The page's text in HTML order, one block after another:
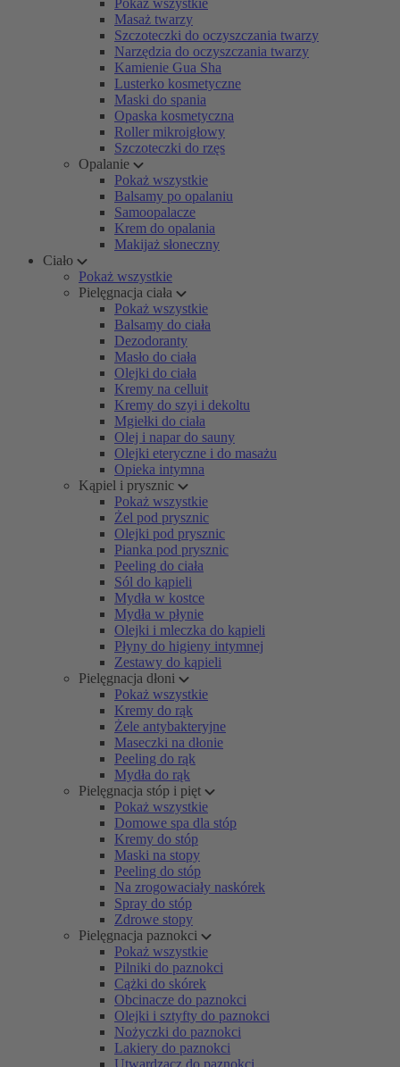
Pokaż wszystkie
Masaż twarzy
Szczoteczki do oczyszczania twarzy
Narzędzia do oczyszczania twarzy
Kamienie Gua Sha
Lusterko kosmetyczne
Maski do spania
Opaska kosmetyczna
Roller mikroigłowy
Szczoteczki do rzęs
Opalanie
Pokaż wszystkie
Balsamy po opalaniu
Samoopalacze
Krem do opalania
Makijaż słoneczny
Ciało
Pokaż wszystkie
Pielęgnacja ciała
Pokaż wszystkie
Balsamy do ciała
Dezodoranty
Masło do ciała
Olejki do ciała
Kremy na celluit
Kremy do szyi i dekoltu
Mgiełki do ciała
Olej i napar do sauny
Olejki eteryczne i do masażu
Opieka intymna
Kąpiel i prysznic
Pokaż wszystkie
Żel pod prysznic
Olejki pod prysznic
Pianka pod prysznic
Peeling do ciała
Sól do kąpieli
Mydła w kostce
Mydła w płynie
Olejki i mleczka do kąpieli
Płyny do higieny intymnej
Zestawy do kąpieli
Pielęgnacja dłoni
Pokaż wszystkie
Kremy do rąk
Żele antybakteryjne
Maseczki na dłonie
Peeling do rąk
Mydła do rąk
Pielęgnacja stóp i pięt
Pokaż wszystkie
Domowe spa dla stóp
Kremy do stóp
Maski na stopy
Peeling do stóp
Na zrogowaciały naskórek
Spray do stóp
Zdrowe stopy
Pielęgnacja paznokci
Pokaż wszystkie
Pilniki do paznokci
Cążki do skórek
Obcinacze do paznokci
Olejki i sztyfty do paznokci
Nożyczki do paznokci
Lakiery do paznokci
Utwardzacz do paznokci